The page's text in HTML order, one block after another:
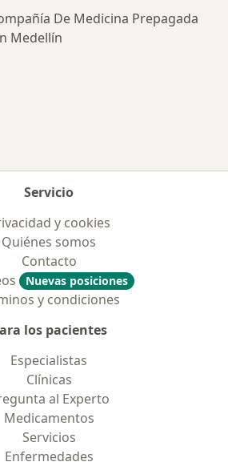
De Medicina Prepagada
Medellín
Servicio
y cookies
Quiénes somos
Contacto
Nuevas posiciones
y condiciones
los pacientes
Especialistas
Clínicas
al Experto
Medicamentos
Servicios
Enfermedades